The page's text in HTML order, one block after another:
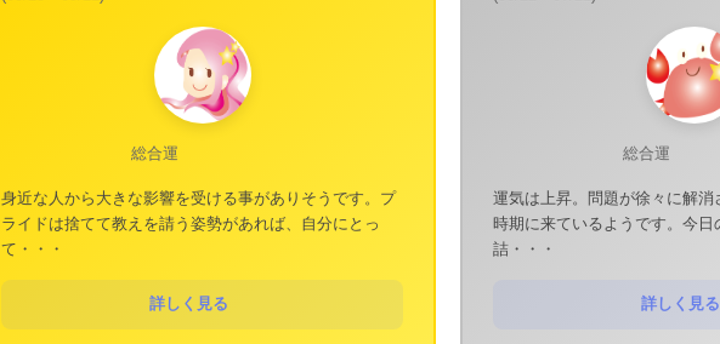
総合運
身近な人から大きな影響を受ける事がありそうです。プ
ライドは捨てて教えを請う姿勢があれば、自分にとっ
て・・・
詳しく見る
総合運
運気は上昇。問題が徐々に解
時期に来ているようです。今
詰・・・
詳しく見る